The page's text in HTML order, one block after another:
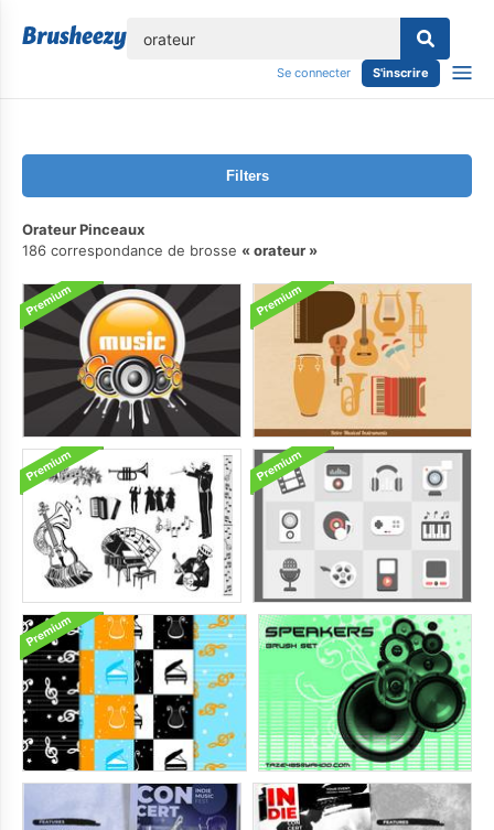
Se connecter S'inscrire
Filters
Orateur Pinceaux
186 correspondance de brosse
orateur